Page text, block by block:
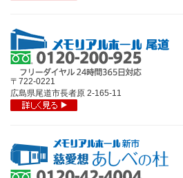
〒722-0221
広島県尾道市長者原 2-165-11